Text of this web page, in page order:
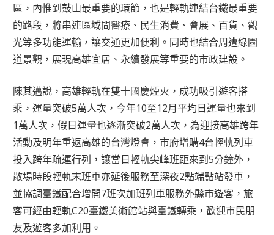
區，內惟到鼓山最重要的環節，也是輕軌連結台鐵最重要
的路段，將串連區域間醫療、民生消費、會展、百貨、觀
光等多功能運輸，讓交通更加便利。同時也結合周遭綠園
道景觀，展現高雄宜居、永續發展等重要的市政建設。
陳其邁說，高雄輕軌在雙十國慶煙火，成功吸引遊客搭
乘，運量突破5萬人次，今年10至12月平均日運量也來到
1萬人次，假日運量也逐漸突破2萬人次，為迎接高雄跨年
活動及明年重返高雄的台灣燈會，市府增購4台輕軌列車
投入跨年疏運行列，讓當日輕軌尖峰班距來到5分鐘外，
散場時段輕軌末班車亦延後服務至深夜2點端點站發車，
並協調臺鐵配合增開7班次加班列車服務外縣市遊客，旅
客可經由輕軌C20臺鐵美術館站與臺鐵轉乘，歡迎市民朋
友及遊客多加利用。